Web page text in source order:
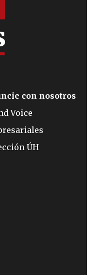
con nosotros
Voice
ÚH